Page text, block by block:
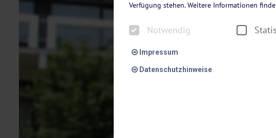
Verfügung stehen. Weitere Informationen
Notwendig
Impressum
Datenschutzhinweise
Diese Cookies sind für den Betrieb der Seite